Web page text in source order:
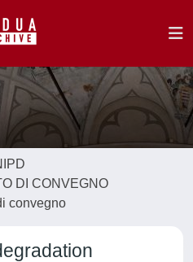
DI CONVEGNO
convegno